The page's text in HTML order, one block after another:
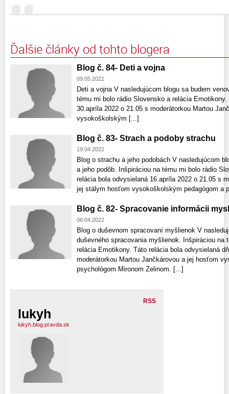
Ďalšie články od tohto blogera
Blog č. 84- Deti a vojna
09.05.2022
Deti a vojna V nasledujúcom blogu sa budem
tému mi bolo rádio Slovensko a relácia
30.apríla 2022 o 21.05 s moderátorkou Martou
vysokoškolským [...]
Blog č. 83- Strach a podoby strachu
19.04.2022
Blog o strachu a jeho podobách V nasledujúcom
a jeho podôb. Inšpiráciou na tému mi bolo rádio
relácia bola odvysielaná 16.apríla 2022 o 21.05 s
jej stálym hosťom vysokoškolským pedagógom a
Blog č. 82- Spracovanie informácii
06.04.2022
Blog o duševnom spracovaní myšlienok V
duševného spracovania myšlienok. Inšpiráciou na
relácia Emotikony. Táto relácia bola odvysielaná
moderátorkou Martou Jančkárovou a jej hosťom
psychológom Mironom Zelinom. [...]
RSS
lukyh
lukyh.blog.pravda.sk